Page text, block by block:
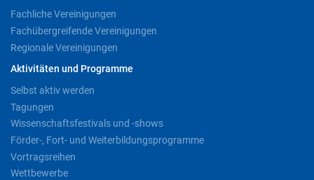
Fachliche Vereinigungen
Fachübergreifende Vereinigungen
Regionale Vereinigungen
Aktivitäten und Programme
Selbst aktiv werden
Tagungen
Wissenschaftsfestivals und -shows
Förder-, Fort- und Weiterbildungsprogramme
Vortragsreihen
Wettbewerbe